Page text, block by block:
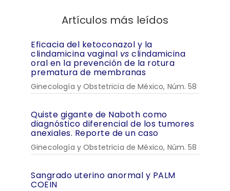
Artículos más leídos
Eficacia del ketoconazol y la
clindamicina vaginal vs clindamicina
oral en la prevención de la rotura
prematura de membranas
Ginecología y Obstetricia de México, Núm. 58
Quiste gigante de Naboth como
diagnóstico diferencial de los tumores
anexiales. Reporte de un caso
Ginecología y Obstetricia de México, Núm. 58
Sangrado uterino anormal y PALM
COEIN